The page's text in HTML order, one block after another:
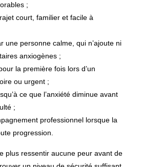
;
court, familier et facile à
une personne calme, qui n’ajoute ni
anxiogènes ;
la première fois lors d’un
ou urgent ;
ce que l’anxiété diminue avant
;
professionnel lorsque la
progression.
plus ressentir aucune peur avant de